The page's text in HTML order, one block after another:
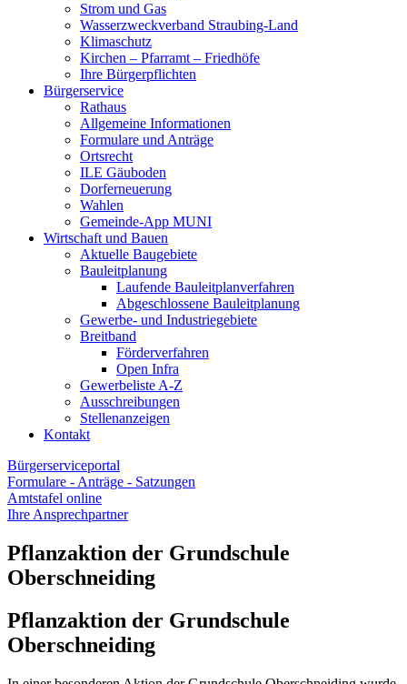
Strom und Gas
Wasserzweckverband Straubing-Land
Klimaschutz
Kirchen – Pfarramt – Friedhöfe
Ihre Bürgerpflichten
Bürgerservice
Rathaus
Allgemeine Informationen
Formulare und Anträge
Ortsrecht
ILE Gäuboden
Dorferneuerung
Wahlen
Gemeinde-App MUNI
Wirtschaft und Bauen
Aktuelle Baugebiete
Bauleitplanung
Laufende Bauleitplanverfahren
Abgeschlossene Bauleitplanung
Gewerbe- und Industriegebiete
Breitband
Förderverfahren
Open Infra
Gewerbeliste A-Z
Ausschreibungen
Stellenanzeigen
Kontakt
Bürgerserviceportal
Formulare - Anträge - Satzungen
Amtstafel online
Ihre Ansprechpartner
Pflanzaktion der Grundschule
Oberschneiding
Pflanzaktion der Grundschule
Oberschneiding